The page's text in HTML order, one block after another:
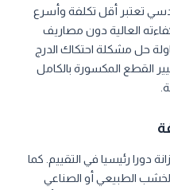
تعتبر أقل تكلفة وأسرع
كفاءته العالية دون مصاريف
حل مشكلة احتكاك الدرج
القطع المكسورة بالكامل
دورا رئيسيا في التقييم. كما
الطبيعي أو الصناعي